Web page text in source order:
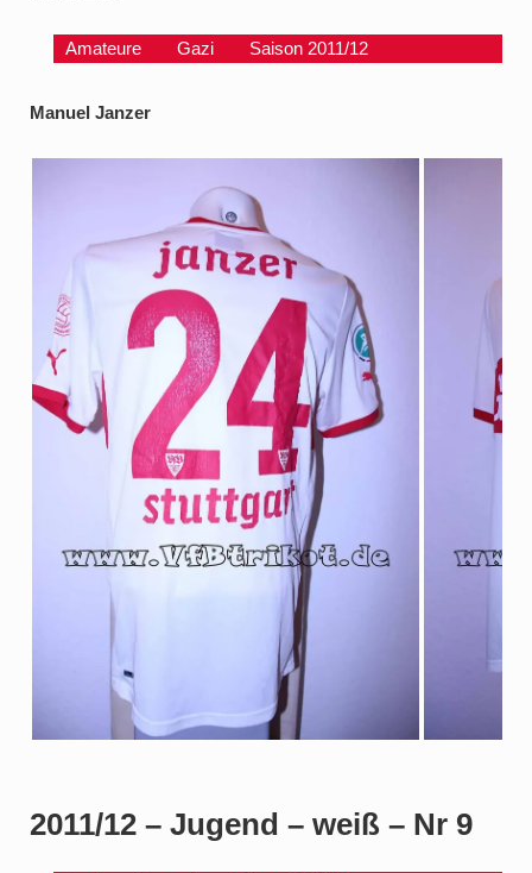
Amateure Gazi Saison 2011/12
Manuel Janzer
2011/12 – Jugend – weiß – Nr 9